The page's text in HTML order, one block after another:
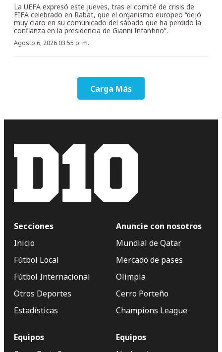
La UEFA expresó este jueves, tras el comité de crisis de
FIFA celebrado en Rabat, que el organismo europeo “dejó
muy claro en su comunicado del sábado que ha perdido la
confianza en la presidencia de Gianni Infantino”.
Agosto 6, 2026 03:55 p. m.
Carga Más
Secciones
Inicio
Fútbol Local
Fútbol Internacional
Otros Deportes
Estadísticas
Anuncie con nosotros
Mundial de Qatar
Mercado de pases
Olimpia
Cerro Porteño
Champions League
Equipos
Equipos